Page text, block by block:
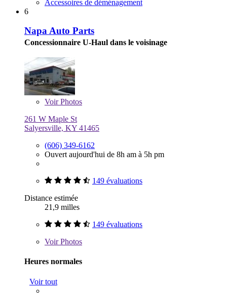
Accessoires de déménagement
6
Napa Auto Parts
Concessionnaire U-Haul dans le voisinage
VoirPhotos
261 W Maple St
Salyersville, KY 41465
(606) 349-6162
Ouvert aujourd'hui de 8h am à 5h pm
149 évaluations
Distance estimée
21,9 milles
149 évaluations
VoirPhotos
Heures normales
Voir tout